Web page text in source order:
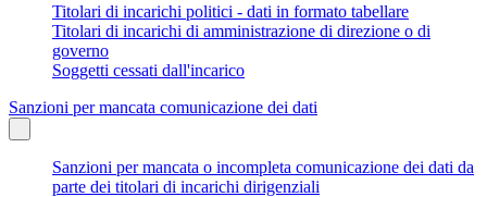
Titolari di incarichi politici - dati in formato tabellare
Titolari di incarichi di amministrazione di direzione o di
governo
Soggetti cessati dall'incarico
Sanzioni per mancata comunicazione dei dati
Sanzioni per mancata o incompleta comunicazione dei dati da
parte dei titolari di incarichi dirigenziali